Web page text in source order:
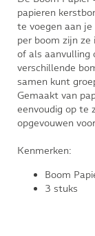
papieren
te voegen aan
per boom zijn
of als aanvulling
verschillende
samen kunt
Gemaakt van
eenvoudig op te
opgevouwen
Kenmerken:
Boom
3 stuks